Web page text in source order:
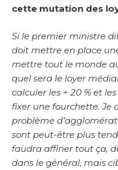
cette mutation des
Si le premier ministre
doit mettre en place
mettre tout le monde
quel sera le loyer
calculer les + 20 % et
fixer une fourchette. Je
problème
sont peut-être plus
faudra affiner tout ça,
dans le général, mais